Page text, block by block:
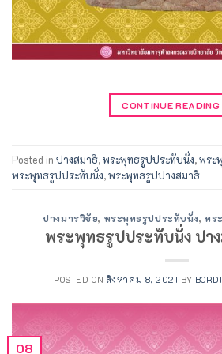
CONTINUE READING
Posted in ปางสมาธิ,พระพุทธรูปประทับนั่ง,พระ
พระพุทธรูปประทับนั่ง,พระพุทธรูปปางสมาธิ
ปางมารวิชัย, พระพุทธรูปประทับนั่ง,พร
พระพุทธรูปประทับนั่ง ปา
POSTED ON สิงหาคม 8, 2021 BY
08